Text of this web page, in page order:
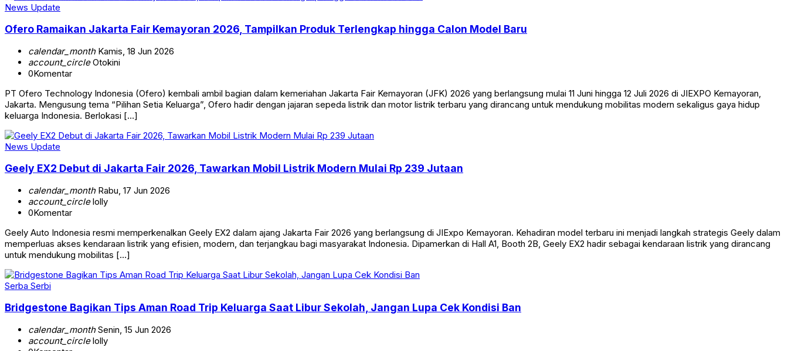
News Update
Ofero Ramaikan Jakarta Fair Kemayoran 2026, Tampilkan Produk Terlengkap hingga Calon Model Baru
calendar_monthKamis, 18 Jun 2026
account_circleOtokini
0Komentar
PT Ofero Technology Indonesia (Ofero) kembali ambil bagian dalam kemeriahan Jakarta Fair Kemayoran (JFK) 2026 yang berlangsung mulai 11 Juni hingga 12 Juli 2026 di JIEXPO Kemayoran,
Jakarta. Mengusung tema “Pilihan Setia Keluarga”, Ofero hadir dengan jajaran sepeda listrik dan motor listrik terbaru yang dirancang untuk mendukung mobilitas modern sekaligus gaya hidup
keluarga Indonesia. Berlokasi […]
News Update
Geely EX2 Debut di Jakarta Fair 2026, Tawarkan Mobil Listrik Modern Mulai Rp 239 Jutaan
calendar_monthRabu, 17 Jun 2026
account_circlelolly
0Komentar
Geely Auto Indonesia resmi memperkenalkan Geely EX2 dalam ajang Jakarta Fair 2026 yang berlangsung di JIExpo Kemayoran. Kehadiran model terbaru ini menjadi langkah strategis Geely dalam
memperluas akses kendaraan listrik yang efisien, modern, dan terjangkau bagi masyarakat Indonesia. Dipamerkan di Hall A1, Booth 2B, Geely EX2 hadir sebagai kendaraan listrik yang dirancang
untuk mendukung mobilitas […]
Serba Serbi
Bridgestone Bagikan Tips Aman Road Trip Keluarga Saat Libur Sekolah, Jangan Lupa Cek Kondisi Ban
calendar_monthSenin, 15 Jun 2026
account_circlelolly